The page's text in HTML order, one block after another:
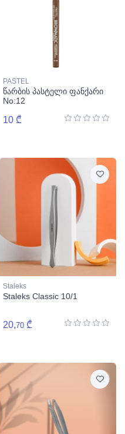
PASTEL
წარბის პასტელი ფანქარი
No:12
10 ₾
Staleks
Staleks Classic 10/1
20,70 ₾